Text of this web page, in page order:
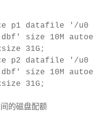
p1 datafile '/u0
size 10M autoe
31G;
p2 datafile '/u0
size 10M autoe
31G;
的磁盘配额